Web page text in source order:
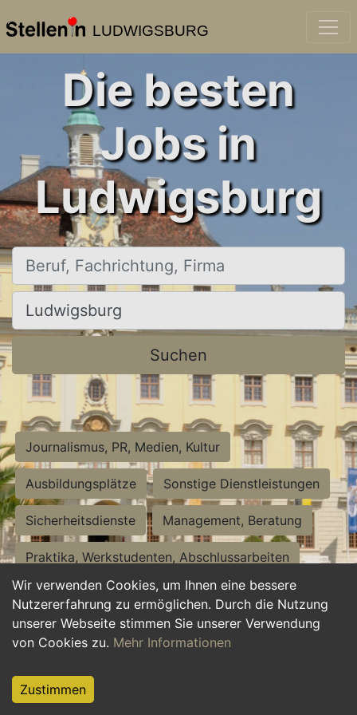
LUDWIGSBURG
Wir verwenden Cookies, um Ihnen eine bessere
Nutzererfahrung zu ermöglichen. Durch die Nutzung
unserer Webseite stimmen Sie unserer Verwendung
von Cookies zu. Mehr Informationen
Zustimmen
Die besten
Jobs in
Ludwigsburg
Beruf, Fachrichtung, Firma
Ort, Stadt
Suchen
Journalismus, PR, Medien, Kultur
Ausbildungsplätze Sonstige Dienstleistungen
Sicherheitsdienste Management, Beratung
Praktika, Werkstudenten, Abschlussarbeiten
Personalwesen Assistenz, Sekretariat
Hilfskräfte, Aushilfs- und Nebenjobs
Weiterbildung, Studium, duale Ausbildung